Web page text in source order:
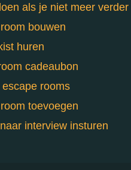
als je niet meer
bouwen
huren
cadeaubon
rooms
toevoegen
interview insturen